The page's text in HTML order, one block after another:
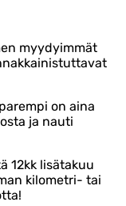
myydyimmät
on aina
ja nauti
12kk lisätakuu
kilometri- tai